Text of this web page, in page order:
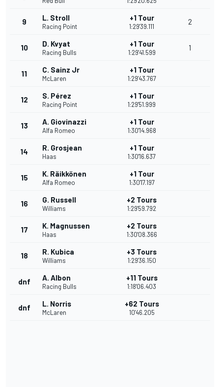
9 L. Stroll
Racing Point
+1 Tour
1:29'39.111
2
10 D. Kvyat
Racing Bulls
+1 Tour
1:29'41.599
1
11 C. Sainz Jr
McLaren
+1 Tour
1:29'43.767
12 S. Pérez
Racing Point
+1 Tour
1:29'51.999
13 A. Giovinazzi
Alfa Romeo
+1 Tour
1:30'14.968
14 R. Grosjean
Haas
+1 Tour
1:30'16.637
15 K. Räikkönen
Alfa Romeo
+1 Tour
1:30'17.197
16 G. Russell
Williams
+2 Tours
1:29'59.792
17 K. Magnussen
Haas
+2 Tours
1:30'08.366
18 R. Kubica
Williams
+3 Tours
1:29'36.150
dnf A. Albon
Racing Bulls
+11 Tours
1:18'06.403
dnf L. Norris
McLaren
+62 Tours
10'46.205